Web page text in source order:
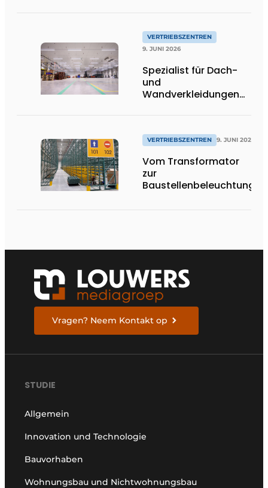
VERTRIEBSZENTREN
9. JUNI 2026
Spezialist für Dach-
und
Wandverkleidungen
VERTRIEBSZENTREN 9. JUNI 2026
Vom Transformator
zur
Baustellenbeleuchtung
Vragen? Neem Kontakt op
STUDIE
Allgemein
Innovation und Technologie
Bauvorhaben
Wohnungsbau und Nichtwohnungsbau